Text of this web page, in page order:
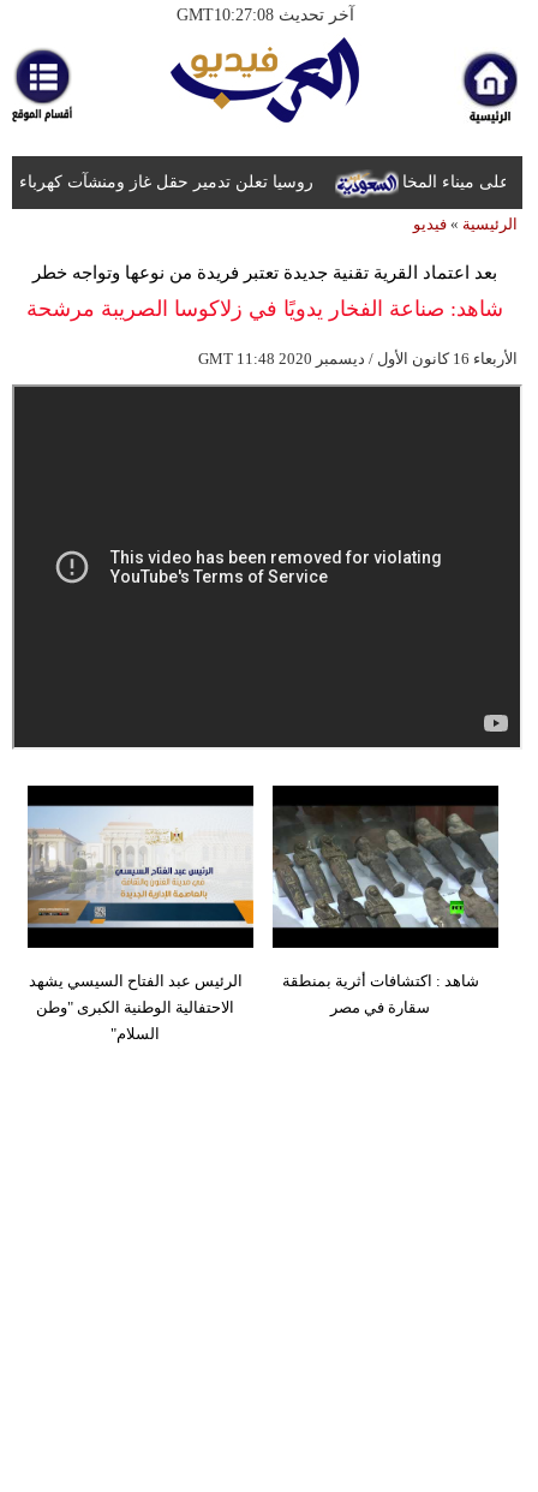
آخر تحديث GMT10:27:08
أخبارعاجلة
ثقافة
فن
وموسيقى
وسفر
مرأة
علوم
وتكنولوجيا
بيئة
مدوَّنات
روسيا تعلن تدمير حقل غاز ومنشآت كهرباء
الرئيسية » فيديو
بعد اعتماد القرية تقنية جديدة تعتبر فريدة من نوعها وتواجه خطر
الاندثار
شاهد: صناعة الفخار يدويًا في زلاكوسا الصريبة مرشحة
GMT 11:48 2020 الأربعاء 16 كانون الأول / ديسمبر
الرئيس عبد الفتاح السيسي يشهد
الاحتفالية الوطنية الكبرى "وطن
السلام"
شاهد : اكتشافات أثرية بمنطقة
سقارة في مصر